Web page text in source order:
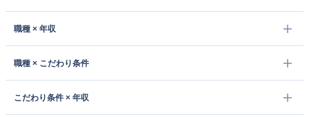
職種 × 年収
職種 × こだわり条件
こだわり条件 × 年収